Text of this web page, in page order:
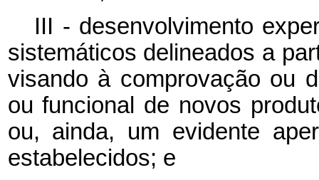
III - desenvolvimento
sistemáticos delineados a
visando à comprovação ou
ou funcional de novos
ou, ainda, um evidente
estabelecidos; e